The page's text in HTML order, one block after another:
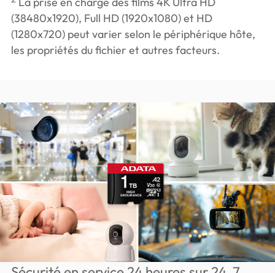
(38480x1920), Full HD (1920x1080) et HD
(1280x720) peut varier selon le périphérique hôte,
les propriétés du fichier et autres facteurs.